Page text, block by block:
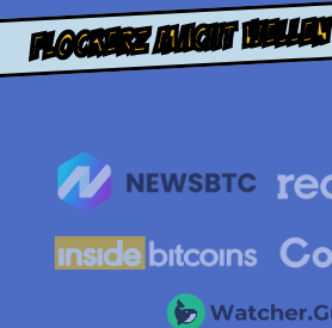
Flockerz macht Wellen